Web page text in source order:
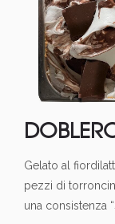
Gelato al
pezzi di
una consistenza